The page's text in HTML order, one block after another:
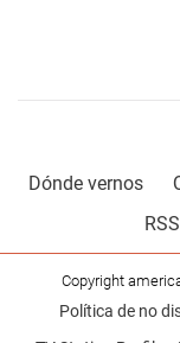
Dónde vernos
RSS
Copyright
Política de no